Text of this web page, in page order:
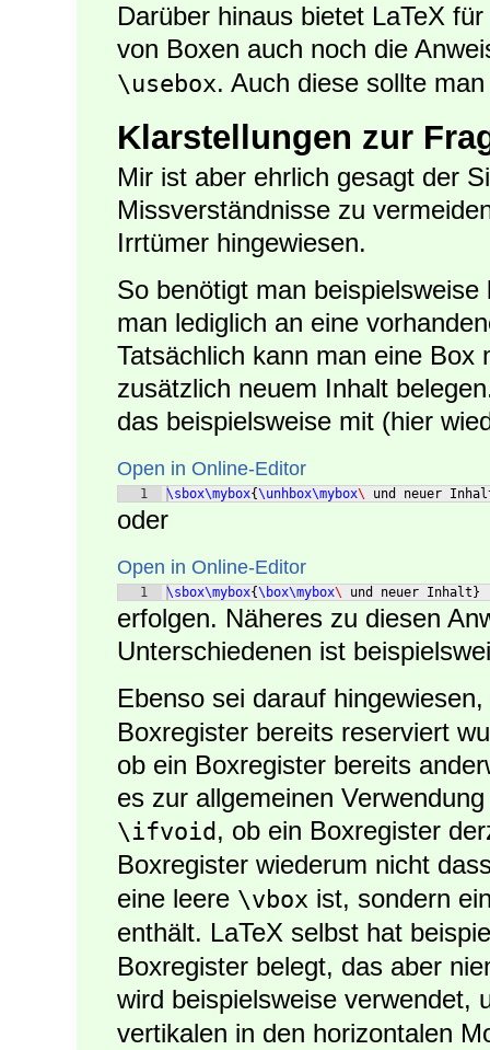
Darüber hinaus bietet LaTeX
von Boxen auch noch die
\usebox. Auch diese sollte
Klarstellungen zur
Mir ist aber ehrlich gesagt der
Missverständnisse zu
Irrtümer hingewiesen.
So benötigt man
man lediglich an eine
Tatsächlich kann man eine Box
zusätzlich neuem Inhalt
das beispielsweise mit (hier
Open in Online-Editor
1 \sbox\mybox{\unhbox\mybox\ und neuer
oder
Open in Online-Editor
1 \sbox\mybox{\box\mybox\ und neuer Inhalt }
erfolgen. Näheres zu diesen
Unterschiedenen ist
Ebenso sei darauf
Boxregister bereits reserviert
ob ein Boxregister bereits
es zur allgemeinen
\ifvoid , ob ein Boxregister
Boxregister wiederum nicht
eine leere \vbox ist, sondern
enthält. LaTeX selbst hat
Boxregister belegt, das aber
wird beispielsweise verwendet,
vertikalen in den horizontalen